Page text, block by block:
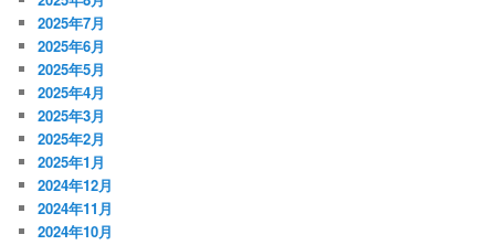
2025年7月
2025年6月
2025年5月
2025年4月
2025年3月
2025年2月
2025年1月
2024年12月
2024年11月
2024年10月